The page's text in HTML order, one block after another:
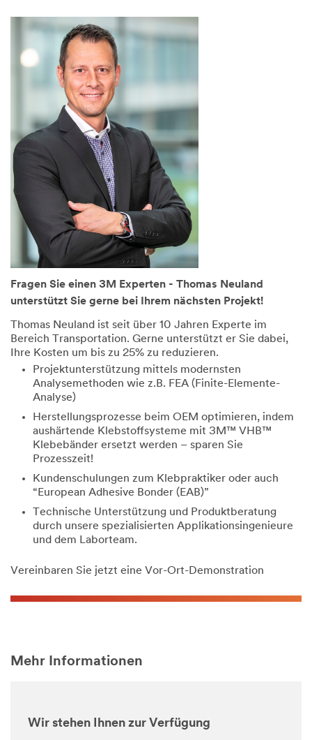
Fragen Sie einen 3M Experten - Thomas Neuland
unterstützt Sie gerne bei Ihrem nächsten Projekt!
Thomas Neuland ist seit über 10 Jahren Experte im
Bereich Transportation. Gerne unterstützt er Sie dabei,
Ihre Kosten um bis zu 25% zu reduzieren.
Projektunterstützung mittels modernsten
Analysemethoden wie z.B. FEA (Finite-Elemente-
Analyse)
Herstellungsprozesse beim OEM optimieren, indem
aushärtende Klebstoffsysteme mit 3M™ VHB™
Klebebänder ersetzt werden – sparen Sie
Prozesszeit!
Kundenschulungen zum Klebpraktiker oder auch
“European Adhesive Bonder (EAB)”
Technische Unterstützung und Produktberatung
durch unsere spezialisierten Applikationsingenieure
und dem Laborteam.
Vereinbaren Sie jetzt eine Vor-Ort-Demonstration
Mehr Informationen
Wir stehen Ihnen zur Verfügung